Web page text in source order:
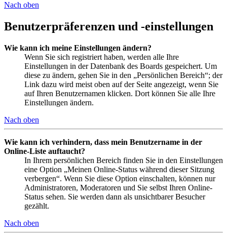
Nach oben
Benutzerpräferenzen und -einstellungen
Wie kann ich meine Einstellungen ändern?
Wenn Sie sich registriert haben, werden alle Ihre
Einstellungen in der Datenbank des Boards gespeichert. Um
diese zu ändern, gehen Sie in den „Persönlichen Bereich“; der
Link dazu wird meist oben auf der Seite angezeigt, wenn Sie
auf Ihren Benutzernamen klicken. Dort können Sie alle Ihre
Einstellungen ändern.
Nach oben
Wie kann ich verhindern, dass mein Benutzername in der
Online-Liste auftaucht?
In Ihrem persönlichen Bereich finden Sie in den Einstellungen
eine Option „Meinen Online-Status während dieser Sitzung
verbergen“. Wenn Sie diese Option einschalten, können nur
Administratoren, Moderatoren und Sie selbst Ihren Online-
Status sehen. Sie werden dann als unsichtbarer Besucher
gezählt.
Nach oben